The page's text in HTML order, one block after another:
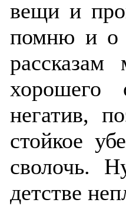
вещи и
помню и о
негатив,
стойкое
сволочь.
детстве